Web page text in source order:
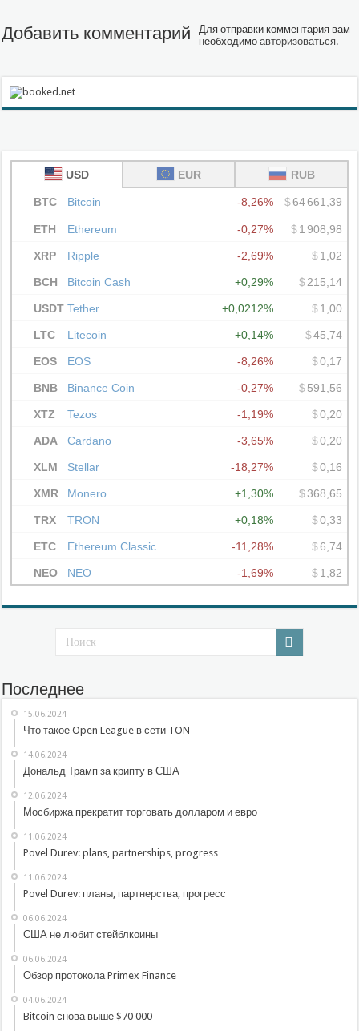
Добавить комментарий
Для отправки комментария вам
необходимоавторизоваться.
Последнее
15.06.2024
Что такое Open League в сети TON
14.06.2024
Дональд Трамп за крипту в США
12.06.2024
Мосбиржа прекратит торговать долларом и евро
11.06.2024
Povel Durev: plans, partnerships, progress
11.06.2024
Povel Durev: планы, партнерства, прогресс
06.06.2024
США не любит стейблкоины
06.06.2024
Обзор протокола Primex Finance
04.06.2024
Bitcoin снова выше $70 000